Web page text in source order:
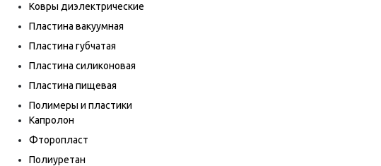
Ковры диэлектрические
Пластина вакуумная
Пластина губчатая
Пластина силиконовая
Пластина пищевая
Полимеры и пластики
Капролон
Фторопласт
Полиуретан